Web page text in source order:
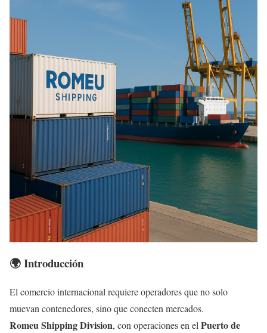
🌍 Introducción
El comercio internacional requiere operadores que no solo
muevan contenedores, sino que conecten mercados.
Romeu Shipping Division, con operaciones en elPuerto de